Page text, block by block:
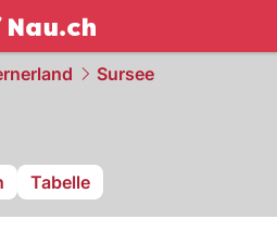
NAU.ch
Sursee
Tabelle